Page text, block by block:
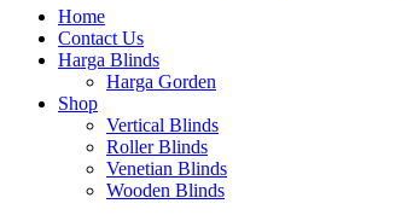
Home
Contact Us
Harga Blinds
Harga Gorden
Shop
Vertical Blinds
Roller Blinds
Venetian Blinds
Wooden Blinds